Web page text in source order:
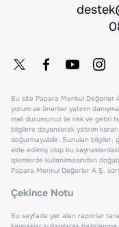
Bu site Papara Menkul Değerler
yorum ve öneriler yatırım
mali durumunuz ile risk ve getiri
bilgilere dayanılarak yatırım
doğurmayabilir. Sunulan bilgiler,
elde edilmiş olup bu
işlemlerde kullanılmasından
Papara Menkul Değerler A.Ş.
Çekince Notu
Bu sayfada yer alan raporlar